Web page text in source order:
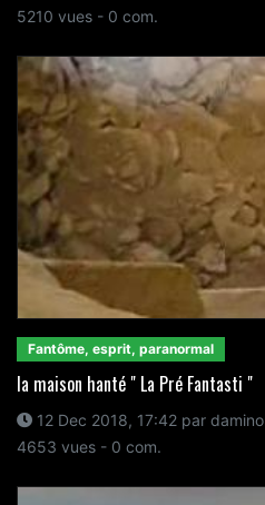
5210 vues - 0 com.
Fantôme, esprit, paranormal
la maison hanté " La Pré Fantasti "
12 Dec 2018, 17:42 par damino
4653 vues - 0 com.